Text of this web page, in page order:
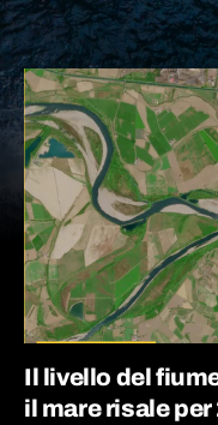
Il livello del
il mare risale per